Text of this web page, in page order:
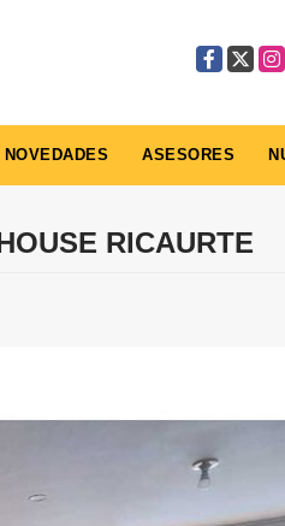
Facebook
X
NOVEDADES ASESORES
RICAURTE